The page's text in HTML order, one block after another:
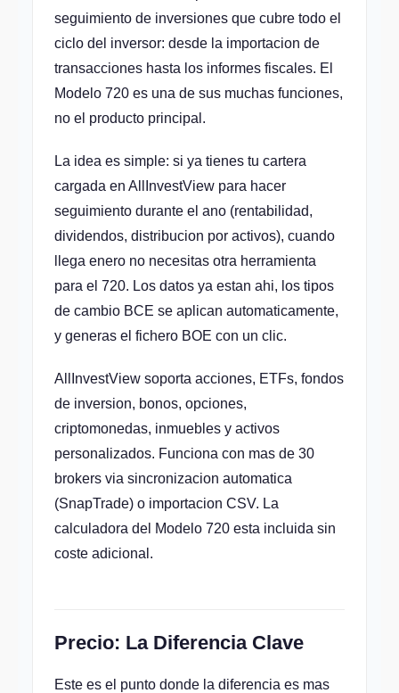
seguimiento de inversiones que cubre todo el
ciclo del inversor: desde la importacion de
transacciones hasta los informes fiscales. El
Modelo 720 es una de sus muchas funciones,
no el producto principal.
La idea es simple: si ya tienes tu cartera
cargada en AllInvestView para hacer
seguimiento durante el ano (rentabilidad,
dividendos, distribucion por activos), cuando
llega enero no necesitas otra herramienta
para el 720. Los datos ya estan ahi, los tipos
de cambio BCE se aplican automaticamente,
y generas el fichero BOE con un clic.
AllInvestView soporta acciones, ETFs, fondos
de inversion, bonos, opciones,
criptomonedas, inmuebles y activos
personalizados. Funciona con mas de 30
brokers via sincronizacion automatica
(SnapTrade) o importacion CSV. La
calculadora del Modelo 720 esta incluida sin
coste adicional.
Precio: La Diferencia Clave
Este es el punto donde la diferencia es mas